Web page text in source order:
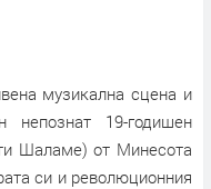
музикална сцена и
непознат 19-годишен
Шаламе) от Минесота
си и революционния